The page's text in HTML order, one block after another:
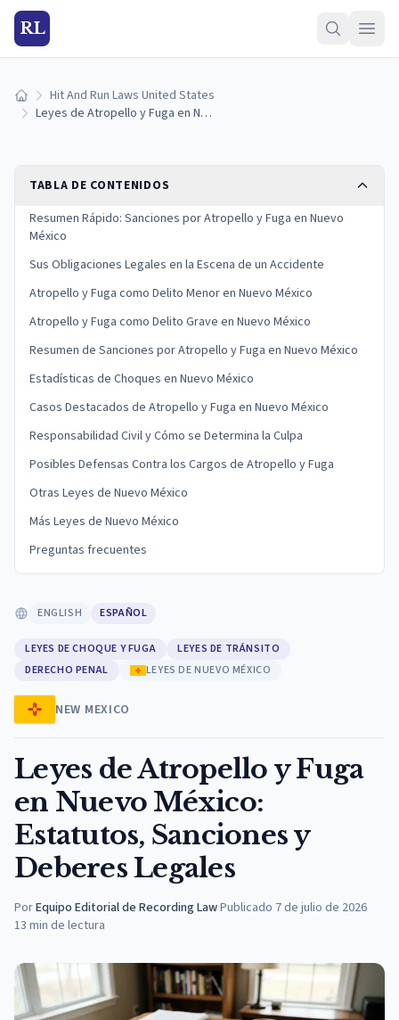
RL
Inicio Hit And Run Laws United States
Leyes de Atropello y Fuga en Nuevo México: Estatutos, Sanciones y Deberes Legales
TABLA DE CONTENIDOS
Resumen Rápido: Sanciones por Atropello y Fuga en Nuevo
México
Sus Obligaciones Legales en la Escena de un Accidente
Atropello y Fuga como Delito Menor en Nuevo México
Atropello y Fuga como Delito Grave en Nuevo México
Resumen de Sanciones por Atropello y Fuga en Nuevo México
Estadísticas de Choques en Nuevo México
Casos Destacados de Atropello y Fuga en Nuevo México
Responsabilidad Civil y Cómo se Determina la Culpa
Posibles Defensas Contra los Cargos de Atropello y Fuga
Otras Leyes de Nuevo México
Más Leyes de Nuevo México
Preguntas frecuentes
ENGLISH ESPAÑOL
LEYES DE CHOQUE Y FUGA
LEYES DE TRÁNSITO
DERECHO PENAL
LEYES DE NUEVO MÉXICO
NEW MEXICO
Leyes de Atropello y Fuga
en Nuevo México:
Estatutos, Sanciones y
Deberes Legales
PorEquipo Editorial de Recording Law·Publicado 7 de julio de 2026
13 min de lectura